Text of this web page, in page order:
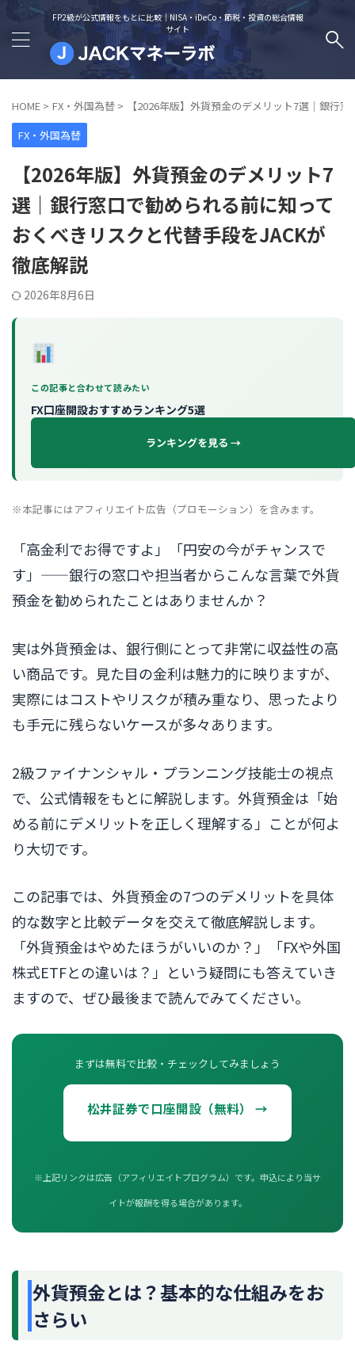
FP2級が公式情報をもとに比較｜NISA・iDeCo・節税・投資の総合情報
サイト
HOME > FX・外国為替 >
【2026年版】外貨預金のデメリット7選｜銀行
FX・外国為替
【2026年版】外貨預金のデメリット7
選｜銀行窓口で勧められる前に知って
おくべきリスクと代替手段をJACKが
徹底解説
2026年8月6日
この記事と合わせて読みたい
FX口座開設おすすめランキング5選
ランキングを見る →
※本記事にはアフィリエイト広告（プロモーション）を含みます。
「高金利でお得ですよ」「円安の今がチャンスで
す」——銀行の窓口や担当者からこんな言葉で外貨
預金を勧められたことはありませんか？
実は外貨預金は、銀行側にとって非常に収益性の高
い商品です。見た目の金利は魅力的に映りますが、
実際にはコストやリスクが積み重なり、思ったより
も手元に残らないケースが多々あります。
2級ファイナンシャル・プランニング技能士の視点
で、公式情報をもとに解説します。外貨預金は「始
める前にデメリットを正しく理解する」ことが何よ
り大切です。
この記事では、外貨預金の7つのデメリットを具体
的な数字と比較データを交えて徹底解説します。
「外貨預金はやめたほうがいいのか？」「FXや外国
株式ETFとの違いは？」という疑問にも答えていき
ますので、ぜひ最後まで読んでみてください。
まずは無料で比較・チェックしてみましょう
松井証券で口座開設（無料） →
※上記リンクは広告（アフィリエイトプログラム）です。申込により当サ
イトが報酬を得る場合があります。
外貨預金とは？基本的な仕組みをお
さらい